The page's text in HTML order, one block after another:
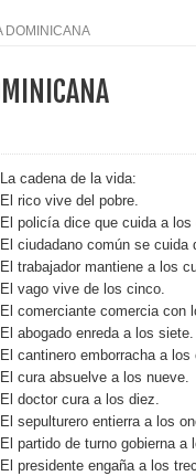
la máxima
del coro “Más
y del Caribe
interrupción del Premio
y Banreservas
deslumbran con
abordan retos y
a los cines impulsada
DOMINICANA
La cadena de la vida:
El rico vive del pobre.
El policía dice que cuida a los
El ciudadano común se cuida
El trabajador mantiene a los
El vago vive de los cinco.
El comerciante comercia con
El abogado enreda a los siete.
El cantinero emborracha a los
El cura absuelve a los nueve.
El doctor cura a los diez.
El sepulturero entierra a los
El partido de turno gobierna a
El presidente engaña a los